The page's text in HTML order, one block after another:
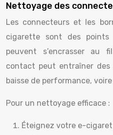
Nettoyage des
Les connecteurs et les
cigarette sont des
peuvent s’encrasser au
contact peut entraîner des
baisse de performance,
Pour un nettoyage efficace :
Éteignez votre e-